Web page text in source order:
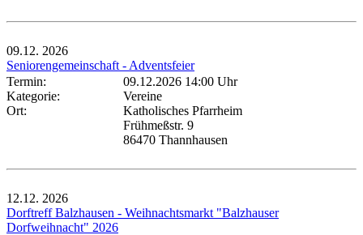
09.12. 2026
Seniorengemeinschaft - Adventsfeier
Termin:
09.12.2026 14:00 Uhr
Kategorie:
Vereine
Ort:
Katholisches Pfarrheim
Frühmeßstr. 9
86470 Thannhausen
12.12. 2026
Dorftreff Balzhausen - Weihnachtsmarkt "Balzhauser
Dorfweihnacht" 2026